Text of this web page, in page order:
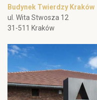
Budynek Twierdzy Kraków
ul. Wita Stwosza 12
31-511 Kraków